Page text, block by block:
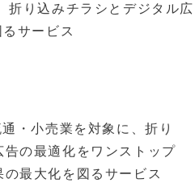
折り込みチラシとデジタル広
サービス
・小売業を対象に、折り
の最適化をワンストップ
最大化を図るサービス